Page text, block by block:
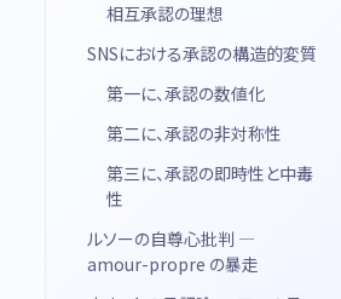
相互承認の理想
SNSにおける承認の構造的変質
第一に、承認の数値化
第二に、承認の非対称性
第三に、承認の即時性と中毒
性
ルソーの自尊心批判 —
amour-propre の暴走